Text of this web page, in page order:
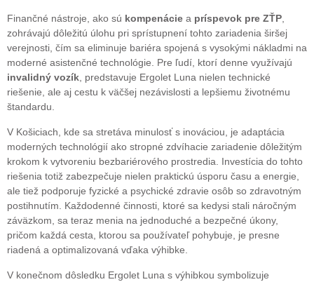
Finančné nástroje, ako sú kompenácie a príspevok pre ZŤP,
zohrávajú dôležitú úlohu pri sprístupnení tohto zariadenia širšej
verejnosti, čím sa eliminuje bariéra spojená s vysokými nákladmi na
moderné asistenčné technológie. Pre ľudí, ktorí denne využívajú
invalidný vozík, predstavuje Ergolet Luna nielen technické
riešenie, ale aj cestu k väčšej nezávislosti a lepšiemu životnému
štandardu.
V Košiciach, kde sa stretáva minulosť s inováciou, je adaptácia
moderných technológií ako stropné zdvíhacie zariadenie dôležitým
krokom k vytvoreniu bezbariérového prostredia. Investícia do tohto
riešenia totiž zabezpečuje nielen praktickú úsporu času a energie,
ale tiež podporuje fyzické a psychické zdravie osôb so zdravotným
postihnutím. Každodenné činnosti, ktoré sa kedysi stali náročným
záväzkom, sa teraz menia na jednoduché a bezpečné úkony,
pričom každá cesta, ktorou sa používateľ pohybuje, je presne
riadená a optimalizovaná vďaka výhibke.
V konečnom dôsledku Ergolet Luna s výhibkou symbolizuje